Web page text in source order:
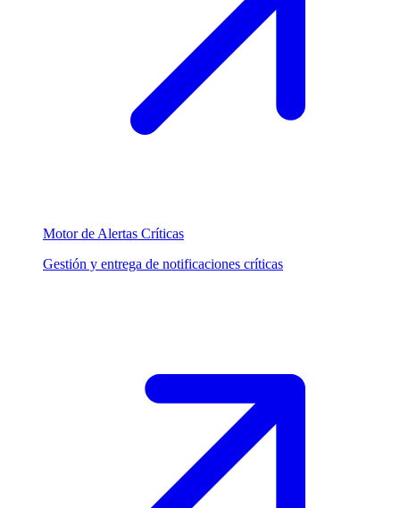
Motor de Alertas Críticas
Gestión y entrega de notificaciones críticas